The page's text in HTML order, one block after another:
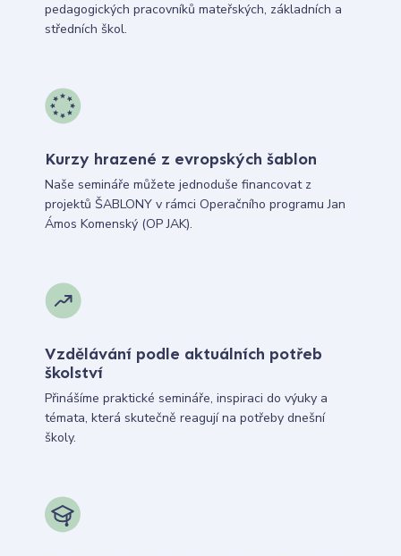
pedagogických pracovníků mateřských, základních a
středních škol.
Kurzy hrazené z evropských šablon
Naše semináře můžete jednoduše financovat z
projektů ŠABLONY v rámci Operačního programu Jan
Ámos Komenský (OP JAK).
Vzdělávání podle aktuálních potřeb
školství
Přinášíme praktické semináře, inspiraci do výuky a
témata, která skutečně reagují na potřeby dnešní
školy.